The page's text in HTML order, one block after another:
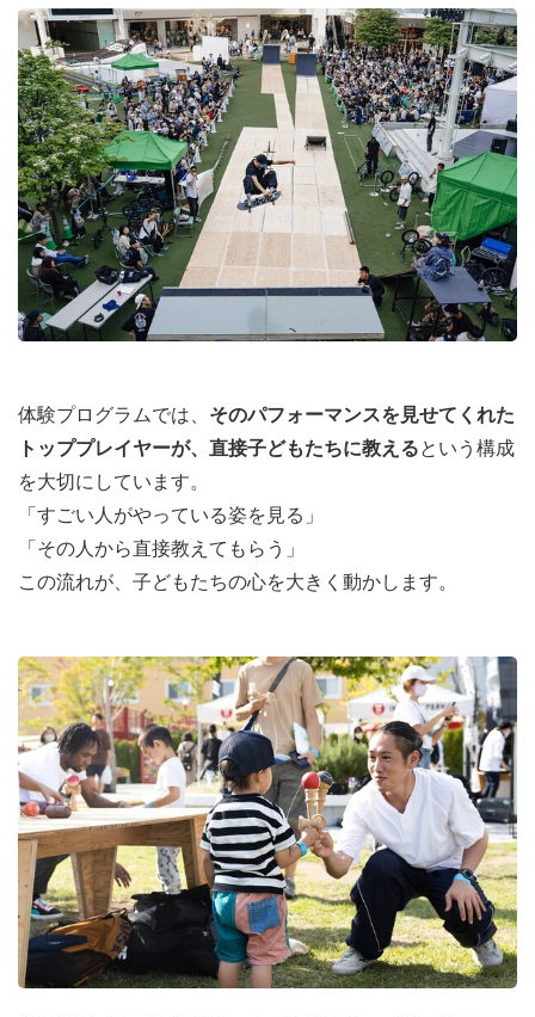
体験プログラムでは、 そのパフォーマンスを見せてくれた
トッププレイヤーが、直接子どもたちに教えるという構成
を大切にしています。
「すごい人がやっている姿を見る」
「その人から直接教えてもらう」
この流れが、子どもたちの心を大きく動かします。